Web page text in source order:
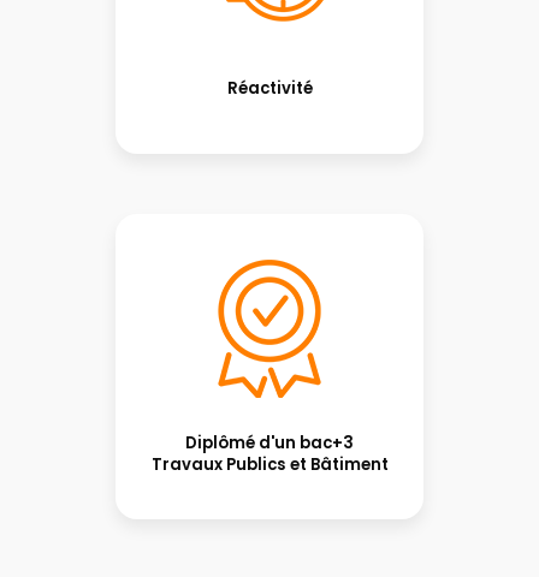
Réactivité
Diplômé d'un bac+3
Travaux Publics et Bâtiment